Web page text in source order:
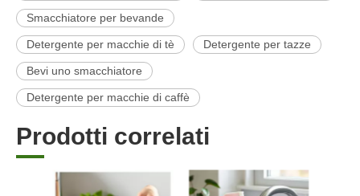
Smacchiatore per bevande
Detergente per macchie di tè Detergente per tazze
Bevi uno smacchiatore
Detergente per macchie di caffè
Prodotti correlati